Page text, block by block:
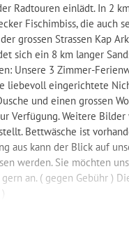
Radtouren einlädt. In 2
Fischimbiss, die auch
grossen Strassen Kap
sich ein 8 km langer
Unsere 3 Zimmer-
liebevoll eingerichtete
und einen grossen
Verfügung. Weitere
Bettwäsche ist
aus kann der Blick auf
werden. Sie möchten
an. ( gegen Gebühr )